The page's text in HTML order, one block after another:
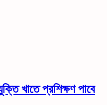
খাতে প্রশিক্ষণ পাবে